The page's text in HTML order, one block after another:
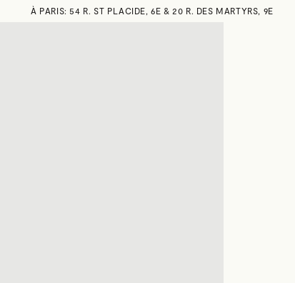
À PARIS: 54 R. ST PLACIDE, 6E & 20 R. DES MARTYRS, 9E